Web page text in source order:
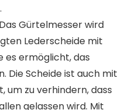
Gürtelmesser wird
Lederscheide mit
es ermöglicht, das
Die Scheide ist auch mit
um zu verhindern, dass
gelassen wird. Mit